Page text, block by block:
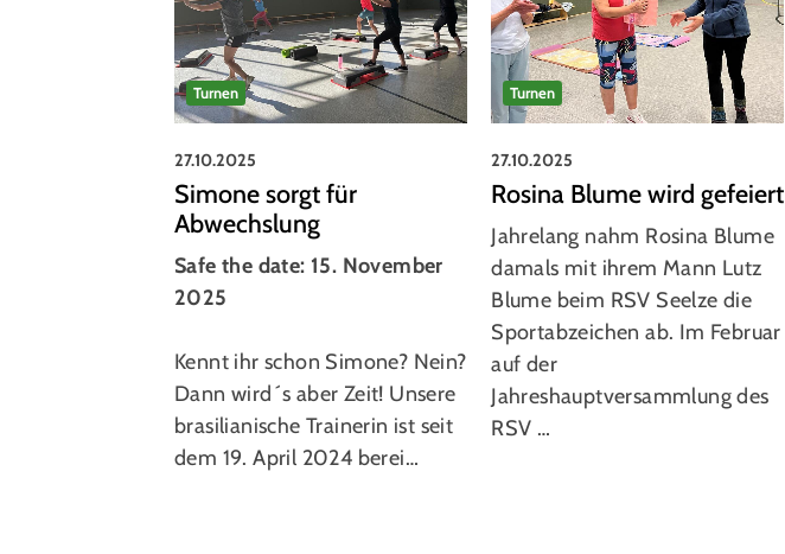
Turnen
27.10.2025
Simone sorgt für
Abwechslung
Safe the date: 15. November
2025
Kennt ihr schon Simone? Nein?
Dann wird´s aber Zeit! Unsere
brasilianische Trainerin ist seit
dem 19. April 2024 berei…
Turnen
27.10.2025
Rosina Blume wird gefeiert
Jahrelang nahm Rosina Blume
damals mit ihrem Mann Lutz
Blume beim RSV Seelze die
Sportabzeichen ab. Im Februar
auf der
Jahreshauptversammlung des
RSV …